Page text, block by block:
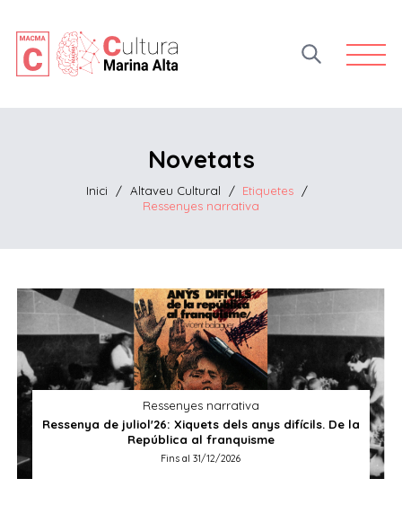
Open
Novetats
Inici / Altaveu Cultural / Etiquetes
/
Ressenyes narrativa
Ressenyes narrativa
Ressenya de juliol'26: Xiquets dels anys difícils. De la
República al franquisme
Fins al 31/12/2026